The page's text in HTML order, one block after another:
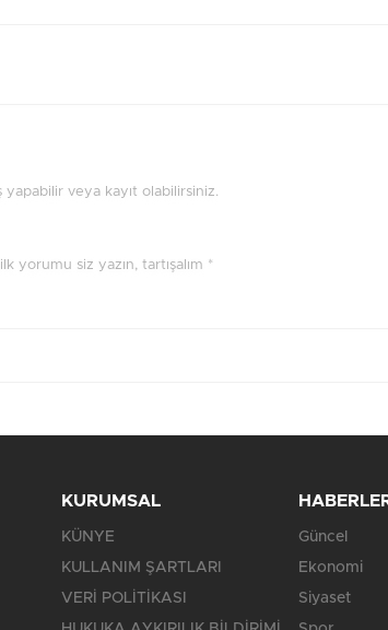
veya kayıt olabilirsiniz.
yorumu siz yazın, tartışalım *
KURUMSAL
KÜNYE
KULLANIM ŞARTLARI
VERİ POLİTİKASI
Güncel
Ekonomi
Siyaset